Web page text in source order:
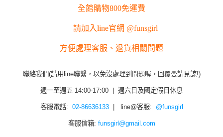
全館購物800免運費
請加入line官網 @funsgirl
方便處理客服、退貨相關問題
聯絡我們(請用line聯繫，以免沒處理到問題喔，回覆曼請見諒!)
週一至週五 14:00-17:00 | 週六日及國定假日休息
客服電話: 02-86636133| line@客服: @funsgirl
客服信箱: funsgirl@gmail.com